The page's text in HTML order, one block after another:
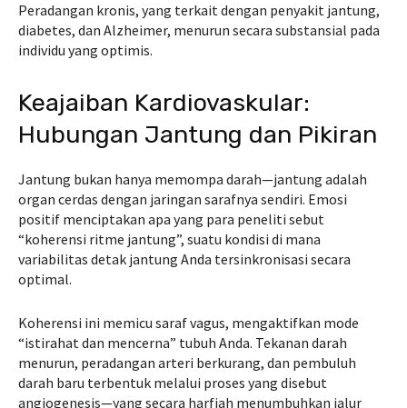
Peradangan kronis, yang terkait dengan penyakit jantung,
diabetes, dan Alzheimer, menurun secara substansial pada
individu yang optimis.
Keajaiban Kardiovaskular:
Hubungan Jantung dan Pikiran
Jantung bukan hanya memompa darah—jantung adalah
organ cerdas dengan jaringan sarafnya sendiri. Emosi
positif menciptakan apa yang para peneliti sebut
“koherensi ritme jantung”, suatu kondisi di mana
variabilitas detak jantung Anda tersinkronisasi secara
optimal.
Koherensi ini memicu saraf vagus, mengaktifkan mode
“istirahat dan mencerna” tubuh Anda. Tekanan darah
menurun, peradangan arteri berkurang, dan pembuluh
darah baru terbentuk melalui proses yang disebut
angiogenesis—yang secara harfiah menumbuhkan jalur